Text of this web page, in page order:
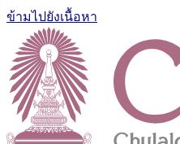
ข้ามไปยังเนื้อหา